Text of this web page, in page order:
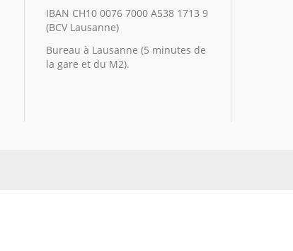
IBAN CH10 0076 7000 A538 1713 9
(BCV Lausanne)
Bureau à Lausanne (5 minutes de
la gare et du M2).